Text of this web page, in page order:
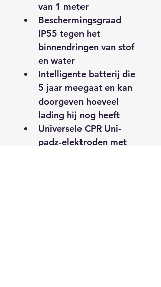
van 1 meter
Beschermingsgraad
IP55 tegen het
binnendringen van stof
en water
Intelligente batterij die
5 jaar meegaat en kan
doorgeven hoeveel
lading hij nog heeft
Universele CPR Uni-
padz-elektroden met